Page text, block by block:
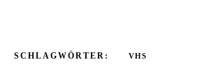
SCHLAGWÖRTER: VHS